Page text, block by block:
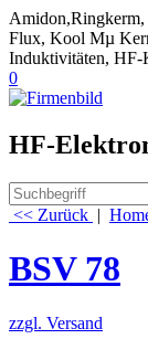
Amidon,Ringkerm,
Flux, Kool Mµ
Induktivitäten, HF-
0
HF-
<< Zurück |
BSV 78
zzgl. Versand